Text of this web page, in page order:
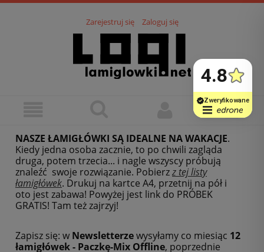
Zarejestruj się Zaloguj się
NASZE ŁAMIGŁÓWKI SĄ IDEALNE NA WAKACJE.
Kiedy jedna osoba zacznie, to po chwili zagląda
druga, potem trzecia... i nagle wszyscy próbują
znaleźć swoje rozwiązanie. Pobierzz tej listy
łamigłówek. Drukuj na kartce A4, przetnij na pół i
oto jest zabawa! Powyżej jest link do PRÓBEK
GRATIS! Tam też zajrzyj!
Zapisz się: w Newsletterzewysyłamy co miesiąc 12
łamigłówek - Paczkę-Mix Offline, poprzednie